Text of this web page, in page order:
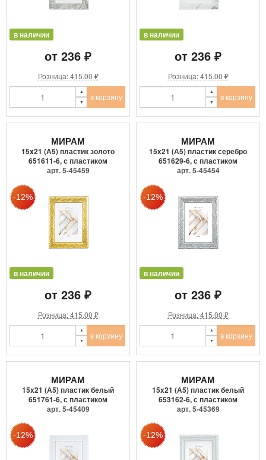
в наличии
от 236 ₽
Розница: 415.00 ₽
в корзину
в наличии
от 236 ₽
Розница: 415.00 ₽
в корзину
МИРАМ
15x21 (А5) пластик золото
651611-6, с пластиком
арт. 5-45459
в наличии
от 236 ₽
Розница: 415.00 ₽
в корзину
МИРАМ
15x21 (А5) пластик серебро
651629-6, с пластиком
арт. 5-45454
в наличии
от 236 ₽
Розница: 415.00 ₽
в корзину
МИРАМ
15x21 (А5) пластик белый
651761-6, с пластиком
арт. 5-45409
МИРАМ
15x21 (А5) пластик белый
653162-6, с пластиком
арт. 5-45369